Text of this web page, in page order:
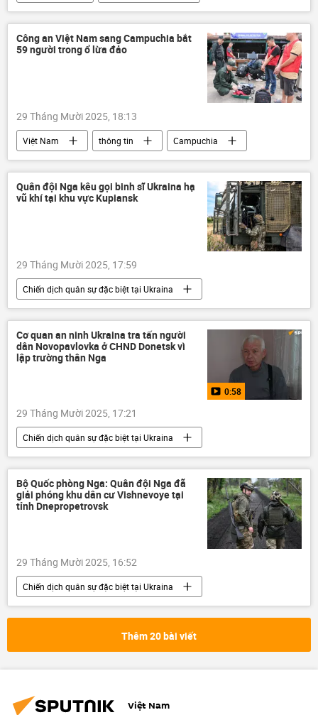
Thế giới
Nga
Hoa Kỳ
Tàu ngầm hạt nhân
Zircon
Quân sự
Chính trị Donald Trump
Công an Việt Nam sang Campuchia bắt
59 người trong ổ lừa đảo
29 Tháng Mười 2025, 18:13
Việt Nam thông tin
Campuchia
Pháp luật
Xã hội
Bộ Công an Việt Nam
lừa đảo
vi phạm
tội phạm
Quân đội Nga kêu gọi binh sĩ Ukraina hạ
vũ khí tại khu vực Kupiansk
29 Tháng Mười 2025, 17:59
Chiến dịch quân sự đặc biệt tại Ukraina
Cuộc khủng hoảng ở Ukraina
Ukraina
Nga
Thế giới
Quân sự
Kharkov
Bộ Quốc phòng Nga
Cơ quan an ninh Ukraina tra tấn người
dân Novopavlovka ở CHND Donetsk vì
lập trường thân Nga
0:58
29 Tháng Mười 2025, 17:21
Chiến dịch quân sự đặc biệt tại Ukraina
Cuộc khủng hoảng ở Ukraina
Ukraina
Quân đội Ukraina
Cơ quan An ninh Ukraina (SBU)
Thế giới
Bộ Quốc phòng Nga: Quân đội Nga đã
giải phóng khu dân cư Vishnevoye tại
tỉnh Dnepropetrovsk
29 Tháng Mười 2025, 16:52
Chiến dịch quân sự đặc biệt tại Ukraina
Nga
Cuộc khủng hoảng ở Ukraina
Quân sự
Bộ Quốc phòng Nga
Zaporozhye
DNR
Kharkov
Thêm 20 bài viết
Việt Nam